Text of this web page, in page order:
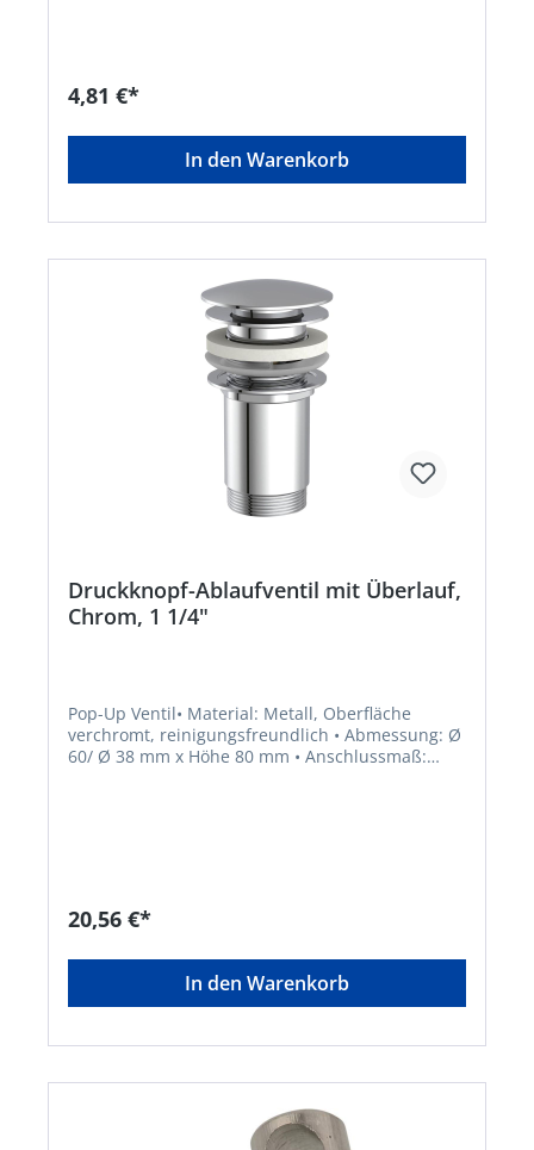
4,81 €*
In den Warenkorb
Druckknopf-Ablaufventil mit Überlauf,
Chrom, 1 1/4"
Pop-Up Ventil• Material: Metall, Oberfläche
verchromt, reinigungsfreundlich • Abmessung: Ø
60/ Ø 38 mm x Höhe 80 mm • Anschlussmaß:
20,56 €*
In den Warenkorb